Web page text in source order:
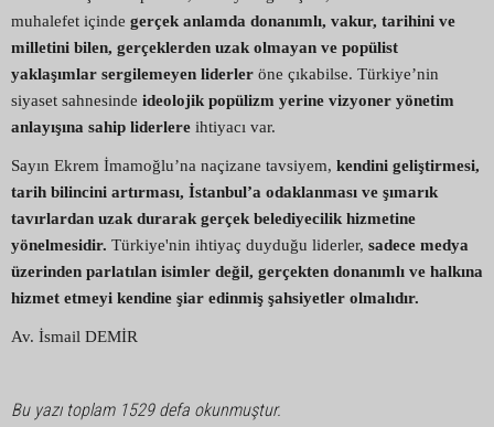
muhalefet içinde gerçek anlamda donanımlı, vakur, tarihini ve
milletini bilen, gerçeklerden uzak olmayan ve popülist
yaklaşımlar sergilemeyen liderler öne çıkabilse. Türkiye’nin
siyaset sahnesinde ideolojik popülizm yerine vizyoner yönetim
anlayışına sahip liderlere ihtiyacı var.
Sayın Ekrem İmamoğlu’na naçizane tavsiyem, kendini geliştirmesi,
tarih bilincini artırması, İstanbul’a odaklanması ve şımarık
tavırlardan uzak durarak gerçek belediyecilik hizmetine
yönelmesidir. Türkiye'nin ihtiyaç duyduğu liderler, sadece medya
üzerinden parlatılan isimler değil, gerçekten donanımlı ve halkına
hizmet etmeyi kendine şiar edinmiş şahsiyetler olmalıdır.
Av. İsmail DEMİR
Bu yazı toplam 1529 defa okunmuştur.